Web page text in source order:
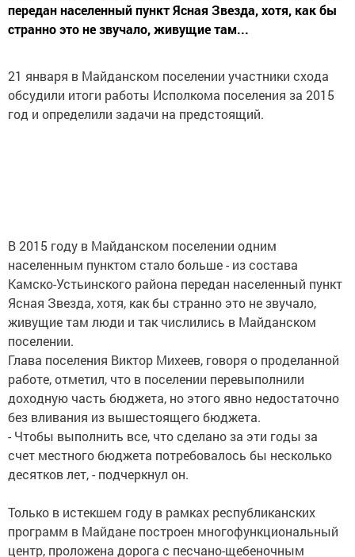
передан населенный пункт Ясная Звезда, хотя, как бы
странно это не звучало, живущие там...
21 января в Майданском поселении участники схода
обсудили итоги работы Исполкома поселения за 2015
год и определили задачи на предстоящий.
В 2015 году в Майданском поселении одним
населенным пунктом стало больше - из состава
Камско-Устьинского района передан населенный пункт
Ясная Звезда, хотя, как бы странно это не звучало,
живущие там люди и так числились в Майданском
поселении.
Глава поселения Виктор Михеев, говоря о проделанной
работе, отметил, что в поселении перевыполнили
доходную часть бюджета, но этого явно недостаточно
без вливания из вышестоящего бюджета.
- Чтобы выполнить все, что сделано за эти годы за
счет местного бюджета потребовалось бы несколько
десятков лет, - подчеркнул он.
Только в истекшем году в рамках республиканских
программ в Майдане построен многофункциональный
центр, проложена дорога с песчано-щебеночным